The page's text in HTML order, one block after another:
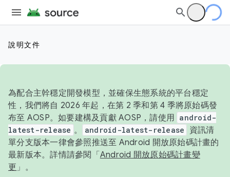
說明文件
為配合主幹穩定開發模型，並確保生態系統的平台穩定
性，我們將自 2026 年起，在第 2 季和第 4 季將原始碼發
布至 AOSP。如要建構及貢獻 AOSP，請使用 android-
latest-release 。 android-latest-release
資訊清
單分支版本一律會參照推送至 Android 開放原始碼計畫的
最新版本。詳情請參閱「 Android 開放原始碼計畫變
更 」。